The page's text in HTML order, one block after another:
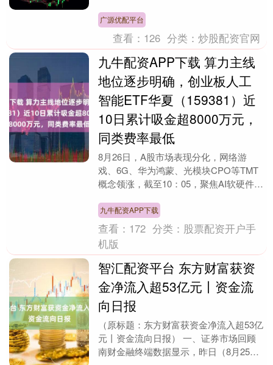
广源优配平台
查看： 126 分类：炒股配资官网
九牛配资APP下载 算力主线
地位逐步明确，创业板人工
智能ETF华夏（159381）近
10日累计吸金超8000万元，
同类费率最低
8月26日，A股市场表现分化，网络游
戏、6G、华为鸿蒙、光模块CPO等TMT
概念领涨，截至10：05，聚焦AI软硬件算
(159....
九牛配资APP下载
查看： 172 分类： 股票配资开户手
机版
智汇配资平台 东方财富获资
金净流入超53亿元丨资金流
向日报
（原标题：东方财富获资金净流入超53亿
元丨资金流向日报） 一、证券市场回顾
南财金融终端数据显示，昨日（8月25